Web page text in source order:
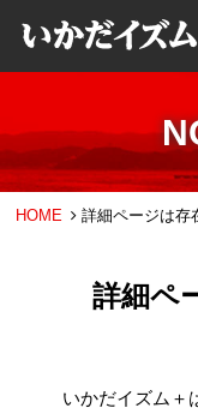
HOME 詳細ページは存
詳細ペ
いかだイズム＋